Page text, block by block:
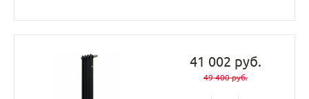
41 002 руб.
49 400 руб.